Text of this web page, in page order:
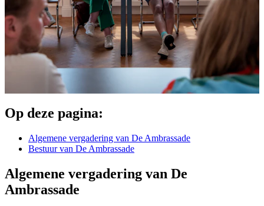
Op deze pagina:
Algemene vergadering van De Ambrassade
Bestuur van De Ambrassade
Algemene vergadering van De
Ambrassade